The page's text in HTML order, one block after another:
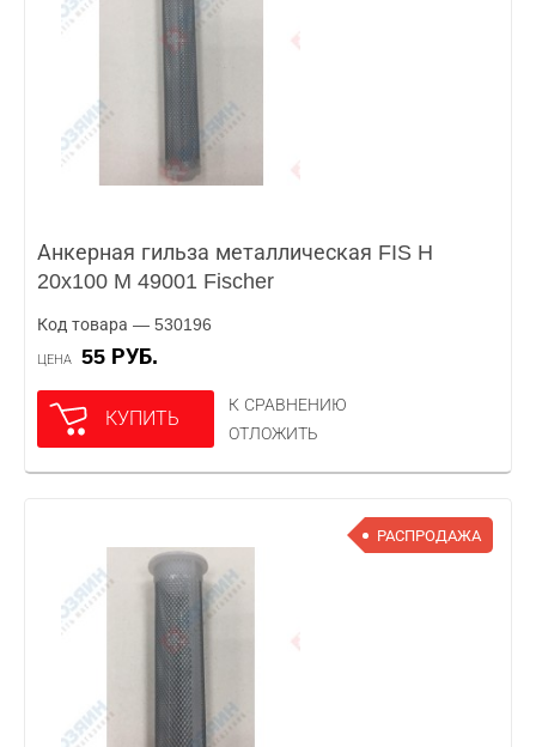
Анкерная гильза металлическая FIS H
20x100 M 49001 Fischer
Код товара — 530196
ЦЕНА 55 РУБ.
КУПИТЬ
К СРАВНЕНИЮ
ОТЛОЖИТЬ
РАСПРОДАЖА